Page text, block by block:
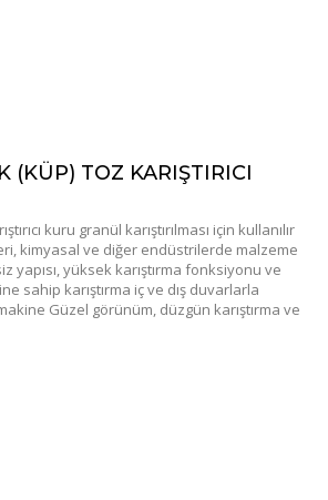
(KÜP) TOZ KARIŞTIRICI
kuru granül karıştırılması için kullanılır
kimyasal ve diğer endüstrilerde malzeme
yapısı, yüksek karıştırma fonksiyonu ve
sahip karıştırma iç ve dış duvarlarla
Güzel görünüm, düzgün karıştırma ve